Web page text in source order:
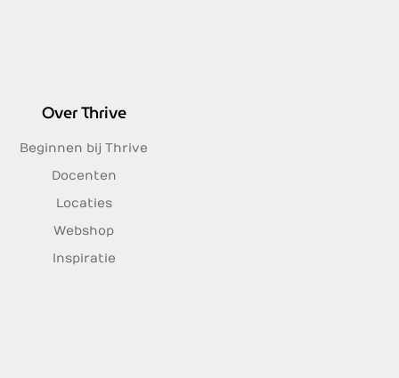
Over Thrive
Beginnen bij Thrive
Docenten
Locaties
Webshop
Inspiratie